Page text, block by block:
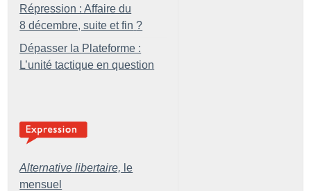
Répression : Affaire du
8 décembre, suite et fin ?
Dépasser la Plateforme :
L’unité tactique en question
Alternative libertaire, le
mensuel